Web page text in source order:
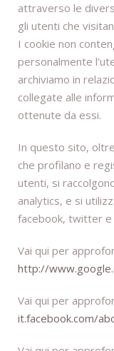
attraverso le
gli utenti che
I cookie non
personalmente
archiviamo in
collegate alle
ottenute da essi.
In questo sito,
che profilano e
utenti, si
analytics, e si
facebook, twitter e
Vai qui per
http://
Vai qui per
it.facebook.com/